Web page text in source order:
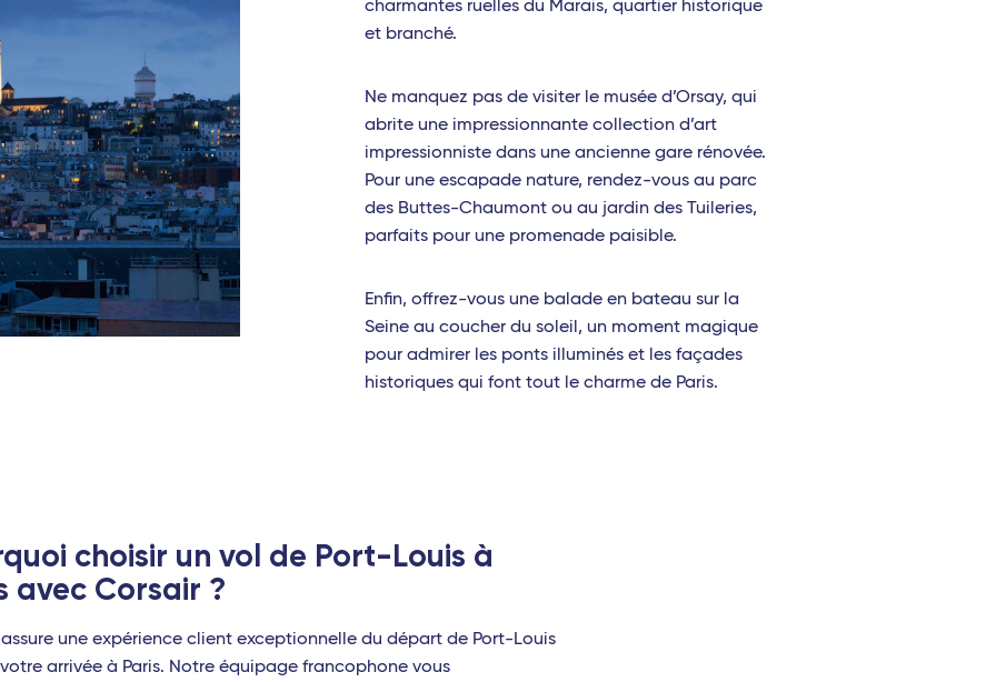
charmantes ruelles du Marais, quartier historique
et branché.
Ne manquez pas de visiter le musée d’Orsay, qui
abrite une impressionnante collection d’art
impressionniste dans une ancienne gare rénovée.
Pour une escapade nature, rendez-vous au parc
des Buttes-Chaumont ou au jardin des Tuileries,
parfaits pour une promenade paisible.
Enfin, offrez-vous une balade en bateau sur la
Seine au coucher du soleil, un moment magique
pour admirer les ponts illuminés et les façades
historiques qui font tout le charme de Paris.
choisir un vol de Port-Louis à
avec Corsair ?
une expérience client exceptionnelle du départ de Port-Louis
arrivée à Paris. Notre équipage francophone vous